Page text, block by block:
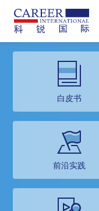
白皮书
前沿实践